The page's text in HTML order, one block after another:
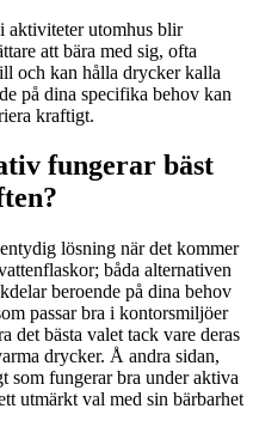
aktiviteter utomhus blir
att bära med sig, ofta
och kan hålla drycker kalla
på dina specifika behov kan
kraftigt.
fungerar bäst
lösning när det kommer
båda alternativen
beroende på dina behov
passar bra i kontorsmiljöer
det bästa valet tack vare deras
drycker. Å andra sidan,
som fungerar bra under aktiva
utmärkt val med sin bärbarhet